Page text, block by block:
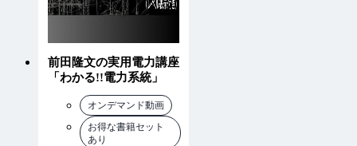
前田隆文の実用電力講座
「わかる!!電力系統」
オンデマンド動画
お得な書籍セット
あり